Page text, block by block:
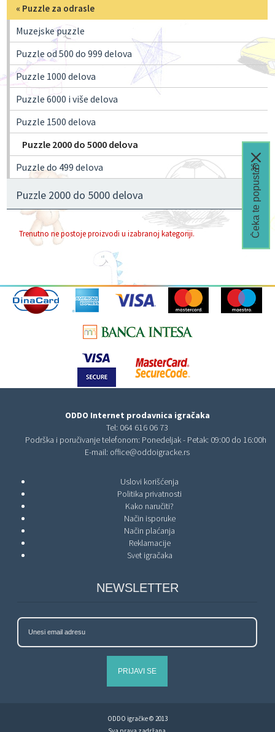
« Puzzle za odrasle
Muzejske puzzle
Puzzle od 500 do 999 delova
Puzzle 1000 delova
Puzzle 6000 i više delova
Puzzle 1500 delova
Puzzle 2000 do 5000 delova
Puzzle do 499 delova
Puzzle 2000 do 5000 delova
Trenutno ne postoje proizvodi u izabranoj kategoriji.
ODDO Internet prodavnica igračaka
Tel: 064 616 06 73
Podrška i poručivanje telefonom: Ponedeljak - Petak: 09:00 do 16:00h
E-mail: office@oddoigracke.rs
Uslovi korišćenja
Politika privatnosti
Kako naručiti?
Način isporuke
Način plaćanja
Reklamacije
Svet igračaka
NEWSLETTER
PRIJAVI SE
ODDO igračke © 2013
Čeka te popust🎁